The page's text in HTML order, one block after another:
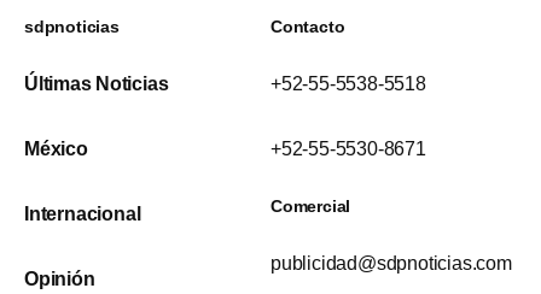
sdpnoticias
Últimas Noticias
México
Internacional
Opinión
Contacto
+52-55-5538-5518
+52-55-5530-8671
Comercial
publicidad@sdpnoticias.com